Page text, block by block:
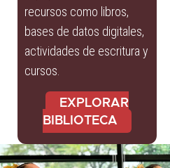
recursos como libros,
bases de datos digitales,
actividades de escritura y
cursos.
EXPLORAR
BIBLIOTECA